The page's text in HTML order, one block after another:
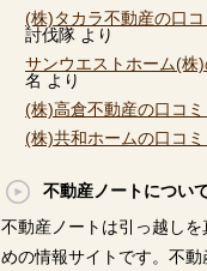
(株)タカラ不動産の口
討伐隊 より
サンウエストホーム(株
名 より
(株)高倉不動産の口コ
(株)共和ホームの口コ
不動産ノートについ
不動産ノートは引っ越し
めの情報サイトです。不